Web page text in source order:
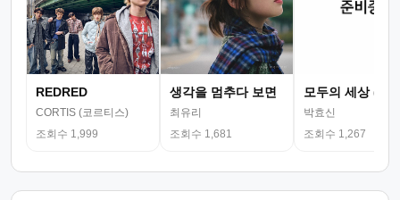
REDRED
CORTIS (코르티스)
조회수 1,999
생각을 멈추다 보면
최유리
조회수 1,681
모두의 세상 (뮤
박효신
조회수 1,267